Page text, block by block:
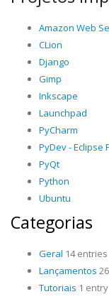
Amazon Web
CLion
Django
Gimp
Inkscape
Launchpad
PyCharm
PyDev - Eclipse
PyQt
Python
Ubuntu
Categorias
Geral 14 entries
Lançamentos
Tutoriais 1 entry